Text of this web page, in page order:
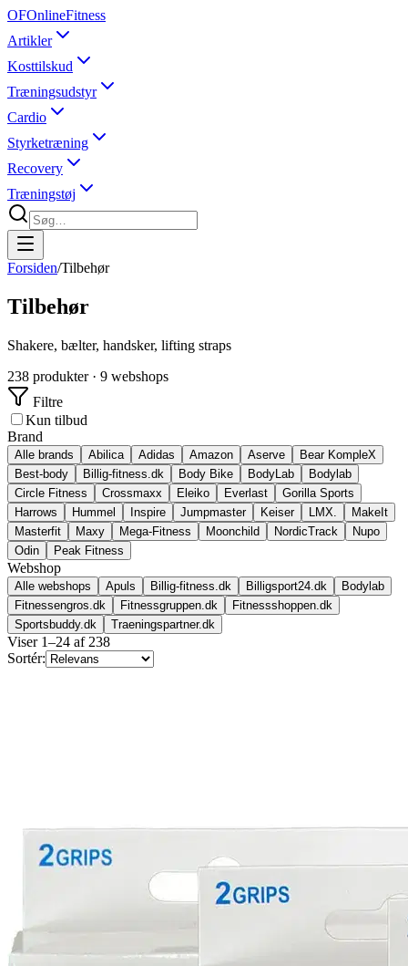
OFOnlineFitness
Artikler
Kosttilskud
Træningsudstyr
Cardio
Styrketræning
Recovery
Træningstøj
Forsiden/Tilbehør
Tilbehør
Shakere, bælter, handsker, lifting straps
238 produkter · 9 webshops
Filtre
Kun tilbud
Brand
Alle brands Abilica Adidas Amazon Aserve
Bear KompleX
Best-body
Billig-fitness.dk Body Bike BodyLab
Bodylab
Circle Fitness
Crossmaxx Eleiko Everlast
Gorilla Sports
Harrows
Hummel Inspire Jumpmaster Keiser LMX.
MakeIt
Masterfit
Maxy Mega-Fitness Moonchild NordicTrack
Nupo
Odin
Peak Fitness
Webshop
Alle webshops Apuls Billig-fitness.dk Billigsport24.dk
Bodylab
Fitnessengros.dk
Fitnessgruppen.dk
Fitnessshoppen.dk
Sportsbuddy.dk
Traeningspartner.dk
Viser 1–24 af 238
Sortér: